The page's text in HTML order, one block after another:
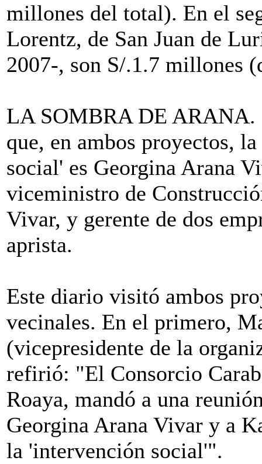
millones del total). En el
Lorentz, de San Juan de
2007-, son S/.1.7 millones
LA SOMBRA DE ARANA.
que, en ambos proyectos,
social' es Georgina Arana
viceministro de
Vivar, y gerente de dos
aprista.
Este diario visitó ambos
vecinales. En el primero,
(vicepresidente de la
refirió: "El Consorcio
Roaya, mandó a una
Georgina Arana Vivar y a
la 'intervención social'".